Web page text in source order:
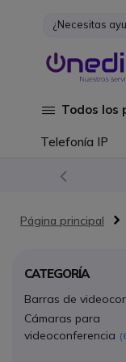
Ir al contenido
¿Necesitas
Todos los
Telefonía IP
Página principal
CATEGORÍA
Barras de
Cámaras para
videoconferencia